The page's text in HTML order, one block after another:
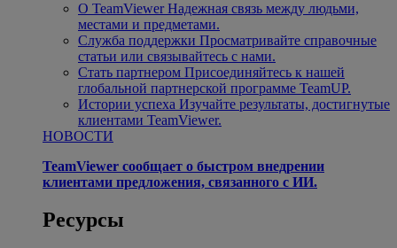
О TeamViewer Надежная связь между людьми,
местами и предметами.
Служба поддержки Просматривайте справочные
статьи или связывайтесь с нами.
Стать партнером Присоединяйтесь к нашей
глобальной партнерской программе TeamUP.
Истории успеха Изучайте результаты, достигнутые
клиентами TeamViewer.
НОВОСТИ
TeamViewer сообщает о быстром внедрении
клиентами предложения, связанного с ИИ.
Ресурсы